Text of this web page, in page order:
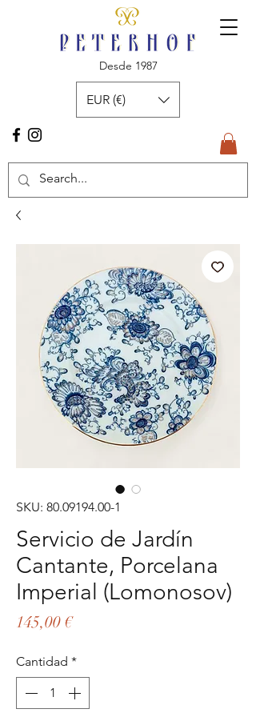
Desde 1987
EUR (€)
SKU: 80.09194.00-1
Servicio de Jardín
Cantante, Porcelana
Imperial (Lomonosov)
145,00 €Precio
Cantidad *